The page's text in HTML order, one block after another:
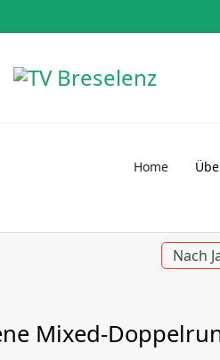
Home
Nach
Mixed-